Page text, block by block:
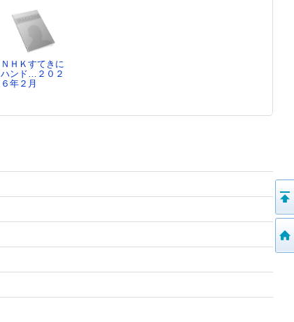
ＮＨＫすてきに
ハンド…２０２
６年２月